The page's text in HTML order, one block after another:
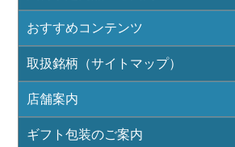
おすすめコンテンツ
取扱銘柄（サイトマップ）
店舗案内
ギフト包装のご案内